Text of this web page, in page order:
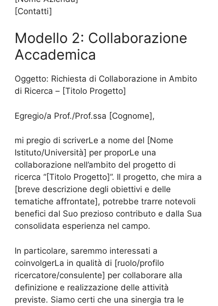
[Contatti]
Modello 2: Collaborazione
Accademica
Oggetto: Richiesta di Collaborazione in Ambito
di Ricerca – [Titolo Progetto]
Egregio/a Prof./Prof.ssa [Cognome],
mi pregio di scriverLe a nome del [Nome
Istituto/Università] per proporLe una
collaborazione nell’ambito del progetto di
ricerca “[Titolo Progetto]”. Il progetto, che mira a
[breve descrizione degli obiettivi e delle
tematiche affrontate], potrebbe trarre notevoli
benefici dal Suo prezioso contributo e dalla Sua
consolidata esperienza nel campo.
In particolare, saremmo interessati a
coinvolgerLa in qualità di [ruolo/profilo
ricercatore/consulente] per collaborare alla
definizione e realizzazione delle attività
previste. Siamo certi che una sinergia tra le